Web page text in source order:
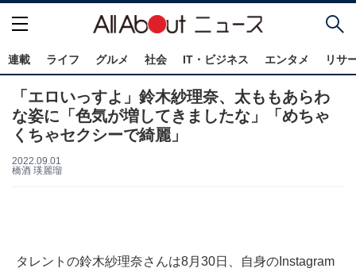
連載 ライフ グルメ 社会 IT・ビジネス エンタメ リサ
「エロいっすよ」鈴木紗理奈、太ももあらわ
な姿に「色気が増してきましたな」「めちゃ
くちゃセクシーで綺麗」
2022.09.01
橋酒 瑛麗瑠
タレントの鈴木紗理奈さんは8月30日、自身のInstagram